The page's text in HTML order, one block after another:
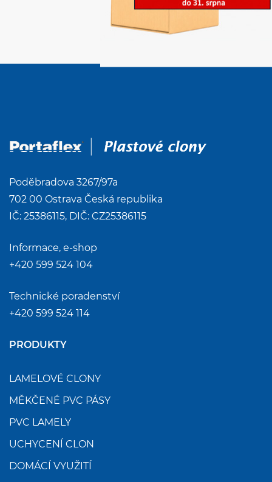
Poděbradova 3267/97a
702 00 Ostrava Česká republika
IČ: 25386115, DIČ: CZ25386115
Informace, e-shop
+420 599 524 104
Technické poradenství
+420 599 524 114
PRODUKTY
LAMELOVÉ CLONY
MĚKČENÉ PVC PÁSY
PVC LAMELY
UCHYCENÍ CLON
DOMÁCÍ VYUŽITÍ